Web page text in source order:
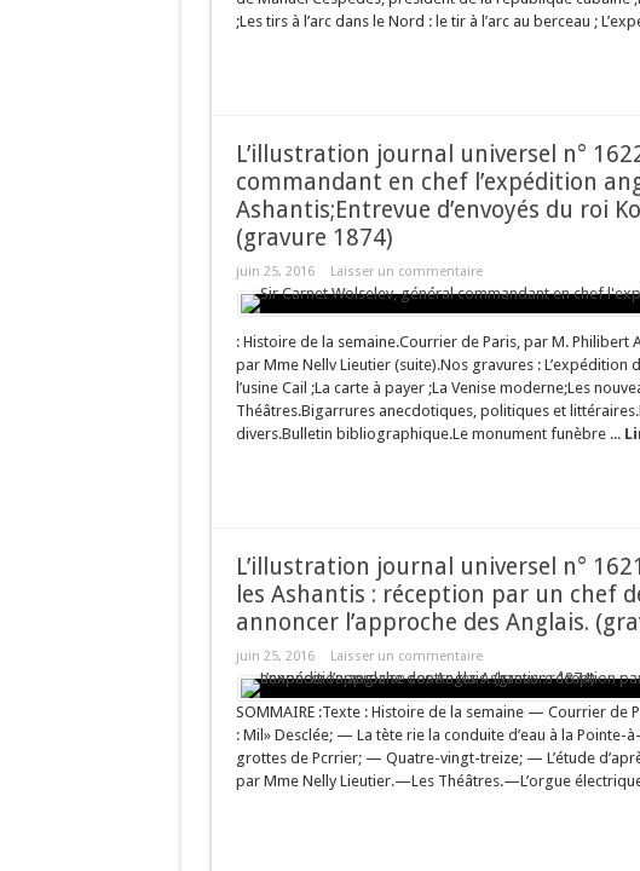
;Les tirs à l’arc dans le Nord : le tir à l’arc au berceau ;
L’illustration journal universel n°
commandant en chef l’expédition
Ashantis;Entrevue d’envoyés du roi
(gravure 1874)
juin 25, 2016 Laisser un commentaire
: Histoire de la semaine.Courrier de Paris, par M.
par Mme Nellv Lieutier (suite).Nos gravures : L’expédition
l’usine Cail ;La carte à payer ;La Venise moderne;Les
Théâtres.Bigarrures anecdotiques, politiques et
divers.Bulletin bibliographique.Le monument funèbre ...
L’illustration journal universel n°
les Ashantis : réception par un chef
annoncer l’approche des Anglais.
juin 25, 2016 Laisser un commentaire
SOMMAIRE :Texte : Histoire de la semaine — Courrier
: Mil» Desclée; — La tète rie la conduite d’eau à la
grottes de Pcrrier; — Quatre-vingt-treize; — L’étude
par Mme Nelly Lieutier.—Les Théâtres.—L’orgue